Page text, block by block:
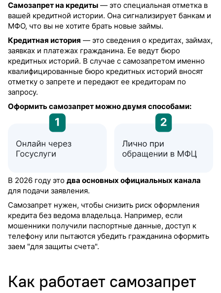
Самозапрет на кредиты — это специальная отметка в
вашей кредитной истории. Она сигнализирует банкам и
МФО, что вы не хотите брать новые займы.
Кредитная история — это сведения о кредитах, займах,
заявках и платежах гражданина. Ее ведут бюро
кредитных историй. В случае с самозапретом именно
квалифицированные бюро кредитных историй вносят
отметку о запрете и передают ее кредиторам по
запросу.
Оформить самозапрет можно двумя способами:
В 2026 году это два основных официальных канала
для подачи заявления.
Самозапрет нужен, чтобы снизить риск оформления
кредита без ведома владельца. Например, если
мошенники получили паспортные данные, доступ к
телефону или пытаются убедить гражданина оформить
заем "для защиты счета".
Как работает самозапрет